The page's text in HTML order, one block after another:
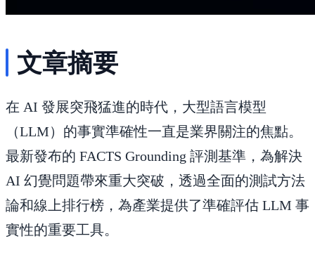
文章摘要
在 AI 發展突飛猛進的時代，大型語言模型
（LLM）的事實準確性一直是業界關注的焦點。
最新發布的 FACTS Grounding 評測基準，為解決
AI 幻覺問題帶來重大突破，透過全面的測試方法
論和線上排行榜，為產業提供了準確評估 LLM 事
實性的重要工具。